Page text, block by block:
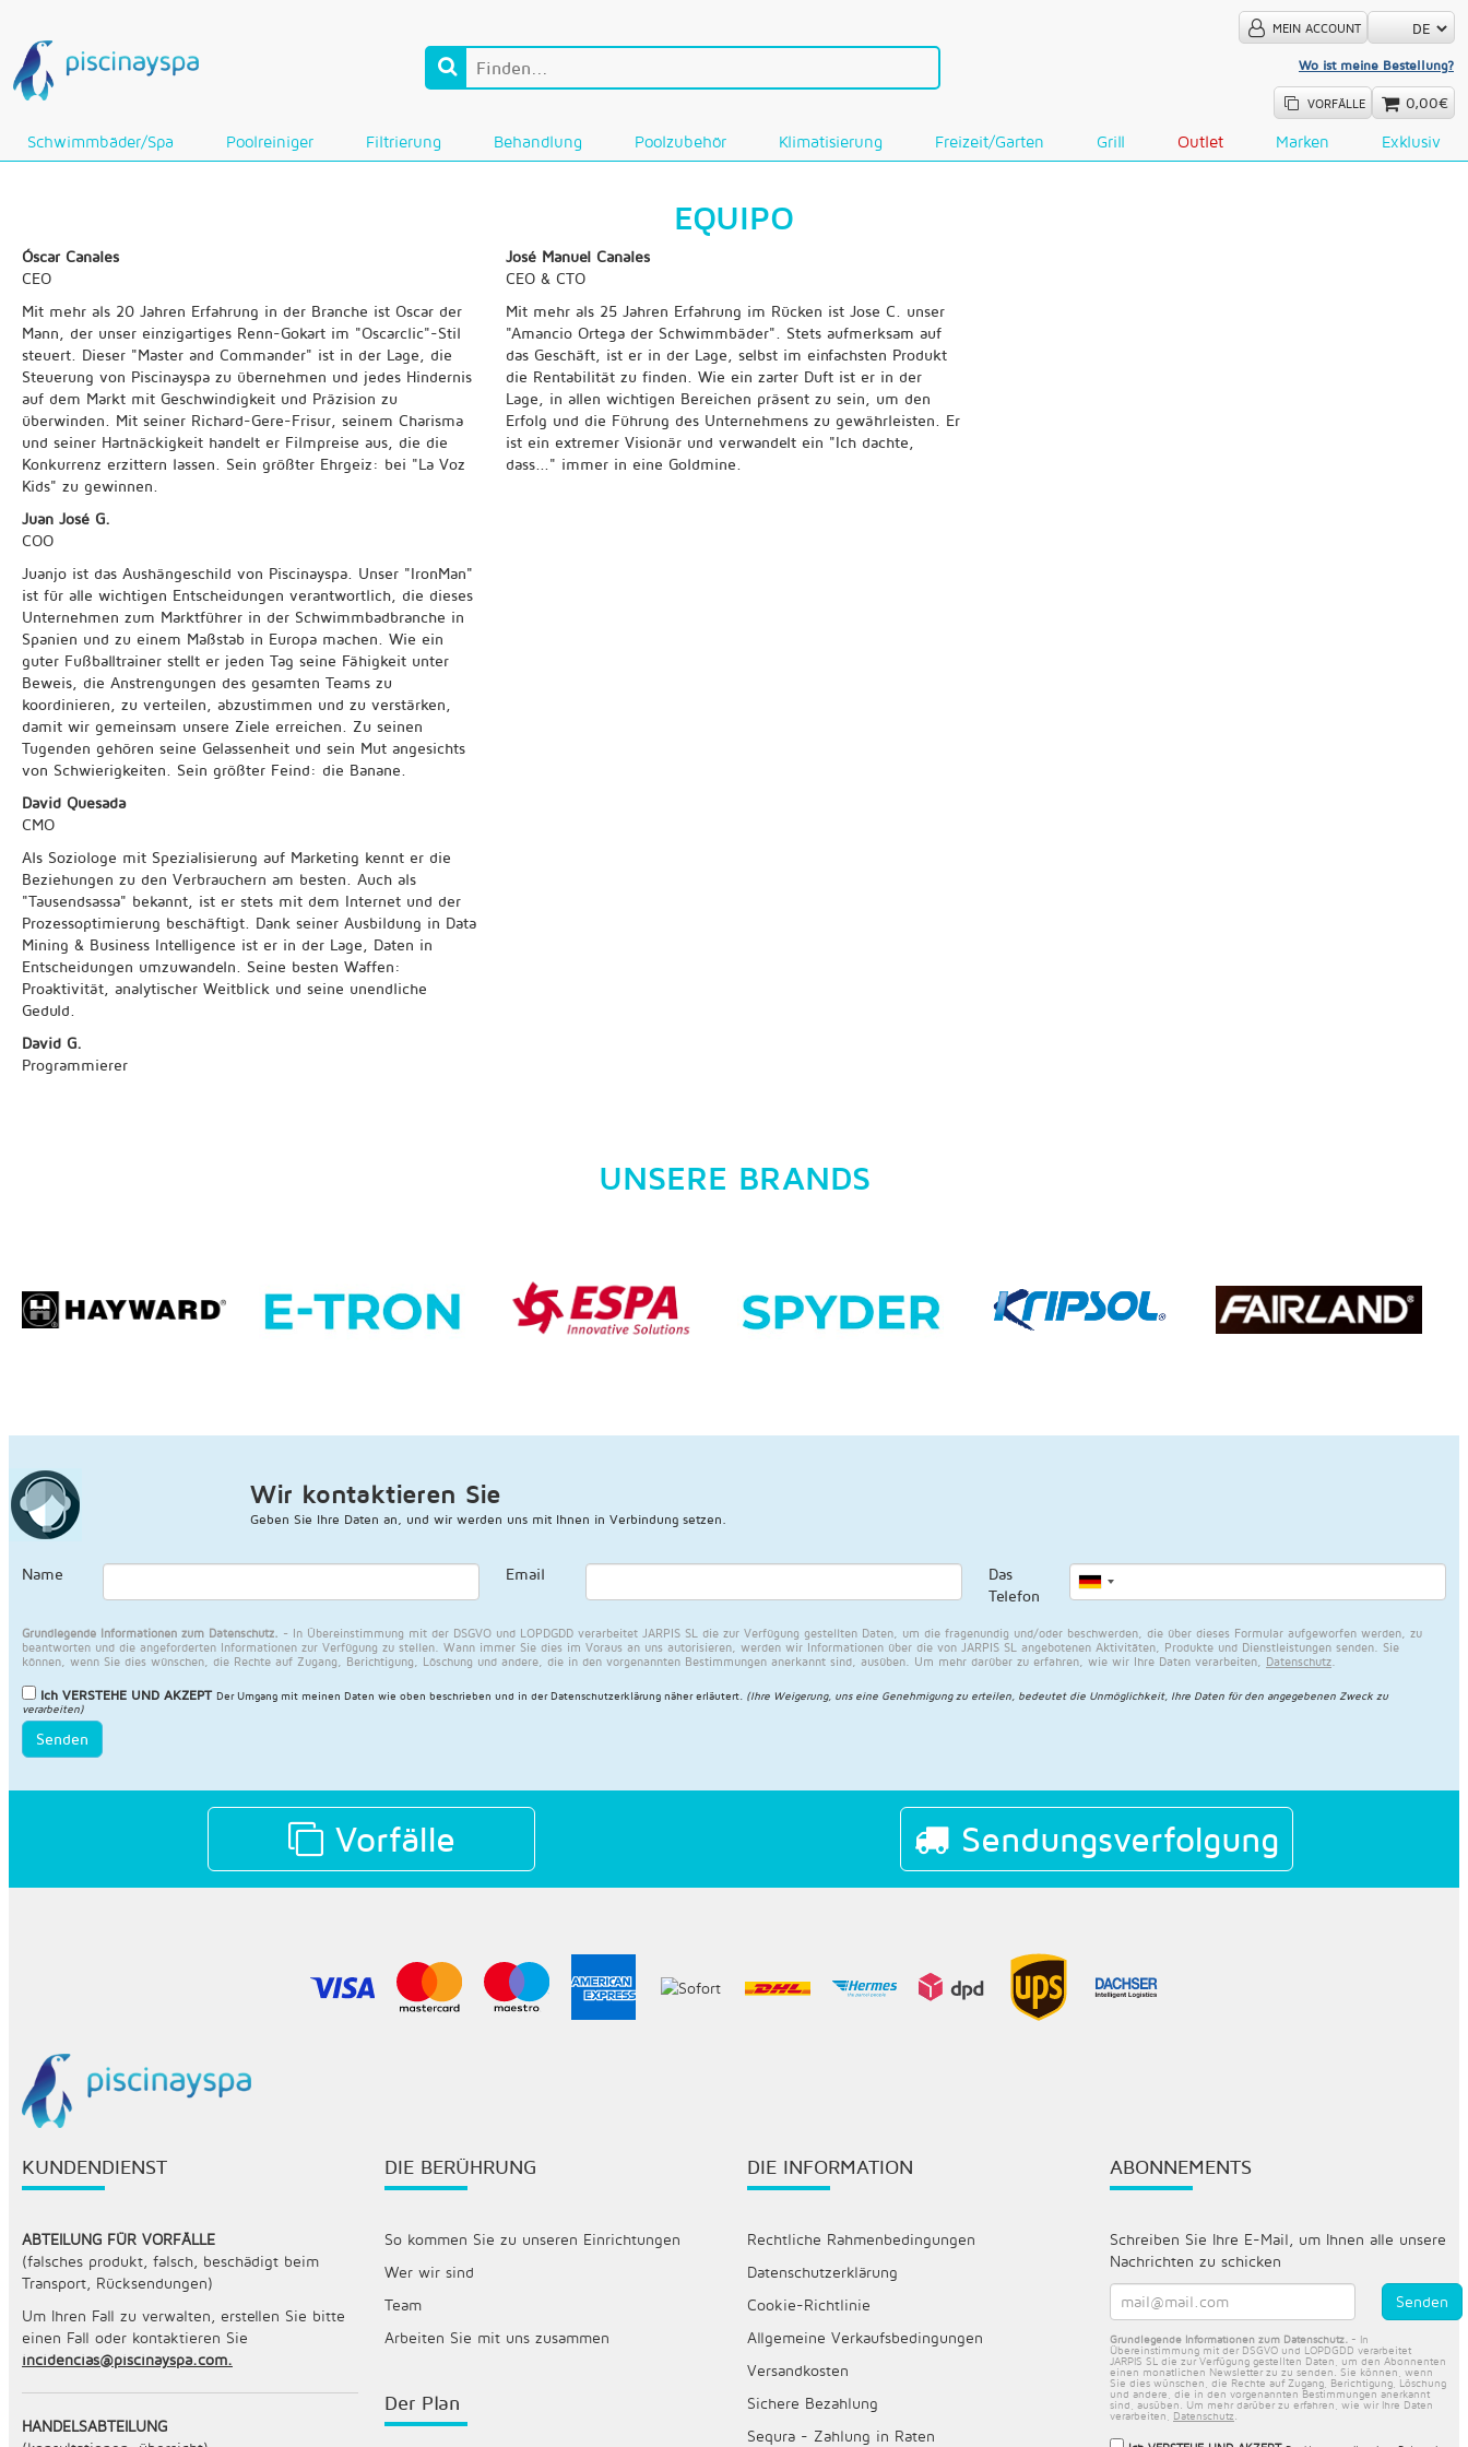
MEIN ACCOUNT
Wo ist meine Bestellung?
VORFÄLLE 0,00€
Schwimmbäder/Spa Poolreiniger Filtrierung Behandlung Poolzubehör Klimatisierung Freizeit/Garten Grill Outlet Marken Exklusiv
EQUIPO
Óscar Canales
CEO
Mit mehr als 20 Jahren Erfahrung in der Branche ist Oscar der
Mann, der unser einzigartiges Renn-Gokart im "Oscarclic"-Stil
steuert. Dieser "Master and Commander" ist in der Lage, die
Steuerung von Piscinayspa zu übernehmen und jedes Hindernis
auf dem Markt mit Geschwindigkeit und Präzision zu
überwinden. Mit seiner Richard-Gere-Frisur, seinem Charisma
und seiner Hartnäckigkeit handelt er Filmpreise aus, die die
Konkurrenz erzittern lassen. Sein größter Ehrgeiz: bei "La Voz
Kids" zu gewinnen.
José Manuel Canales
CEO & CTO
Mit mehr als 25 Jahren Erfahrung im Rücken ist Jose C. unser
"Amancio Ortega der Schwimmbäder". Stets aufmerksam auf
das Geschäft, ist er in der Lage, selbst im einfachsten Produkt
die Rentabilität zu finden. Wie ein zarter Duft ist er in der
Lage, in allen wichtigen Bereichen präsent zu sein, um den
Erfolg und die Führung des Unternehmens zu gewährleisten. Er
ist ein extremer Visionär und verwandelt ein "Ich dachte,
dass..." immer in eine Goldmine.
Juan José G.
COO
Juanjo ist das Aushängeschild von Piscinayspa. Unser "IronMan"
ist für alle wichtigen Entscheidungen verantwortlich, die dieses
Unternehmen zum Marktführer in der Schwimmbadbranche in
Spanien und zu einem Maßstab in Europa machen. Wie ein
guter Fußballtrainer stellt er jeden Tag seine Fähigkeit unter
Beweis, die Anstrengungen des gesamten Teams zu
koordinieren, zu verteilen, abzustimmen und zu verstärken,
damit wir gemeinsam unsere Ziele erreichen. Zu seinen
Tugenden gehören seine Gelassenheit und sein Mut angesichts
von Schwierigkeiten. Sein größter Feind: die Banane.
David Quesada
CMO
Als Soziologe mit Spezialisierung auf Marketing kennt er die
Beziehungen zu den Verbrauchern am besten. Auch als
"Tausendsassa" bekannt, ist er stets mit dem Internet und der
Prozessoptimierung beschäftigt. Dank seiner Ausbildung in Data
Mining & Business Intelligence ist er in der Lage, Daten in
Entscheidungen umzuwandeln. Seine besten Waffen:
Proaktivität, analytischer Weitblick und seine unendliche
Geduld.
David G.
Programmierer
UNSERE BRANDS
Wir kontaktieren Sie
Geben Sie Ihre Daten an, und wir werden uns mit Ihnen in Verbindung setzen.
Name Email
Das
Telefon
Grundlegende Informationen zum Datenschutz. - In Übereinstimmung mit der DSGVO und LOPDGDD verarbeitet JARPIS SL die zur Verfügung gestellten Daten, um die fragenundig und/oder beschwerden, die über dieses Formular aufgeworfen werden, zu
beantworten und die angeforderten Informationen zur Verfügung zu stellen. Wann immer Sie dies im Voraus an uns autorisieren, werden wir Informationen über die von JARPIS SL angebotenen Aktivitäten, Produkte und Dienstleistungen senden. Sie
können, wenn Sie dies wünschen, die Rechte auf Zugang, Berichtigung, Löschung und andere, die in den vorgenannten Bestimmungen anerkannt sind, ausüben. Um mehr darüber zu erfahren, wie wir Ihre Daten verarbeiten, Datenschutz
Ich VERSTEHE UND AKZEPT Der Umgang mit meinen Daten wie oben beschrieben und in derDatenschutzerklärung näher erläutert (Ihre Weigerung, uns eine Genehmigung zu erteilen, bedeutet die Unmöglichkeit, Ihre Daten für den angegebenen Zweck zu
verarbeiten)
Senden
Vorfälle Sendungsverfolgung
KUNDENDIENST
ABTEILUNG FÜR VORFÄLLE
(falsches produkt, falsch, beschädigt beim
Transport, Rücksendungen)
Um Ihren Fall zu verwalten, erstellen Sie bitte
einen Fall oder kontaktieren Sie
incidencias@piscinayspa.com.
HANDELSABTEILUNG
DIE BERÜHRUNG
So kommen Sie zu unseren Einrichtungen
Wer wir sind
Team
Arbeiten Sie mit uns zusammen
Der Plan
DIE INFORMATION
Rechtliche Rahmenbedingungen
Datenschutzerklärung
Cookie-Richtlinie
Allgemeine Verkaufsbedingungen
Versandkosten
Sichere Bezahlung
Sequra - Zahlung in Raten
ABONNEMENTS
Schreiben Sie Ihre E-Mail, um Ihnen alle unsere
Nachrichten zu schicken
Grundlegende Informationen zum Datenschutz. - In
Übereinstimmung mit der DSGVO und LOPDGDD verarbeitet
JARPIS SL die zur Verfügung gestellten Daten, um den Abonnenten
einen monatlichen Newsletter zu zu senden. Sie können, wenn
Sie dies wünschen, die Rechte auf Zugang, Berichtigung, Löschung
und andere, die in den vorgenannten Bestimmungen anerkannt
sind, ausüben. Um mehr darüber zu erfahren, wie wir Ihre Daten
verarbeiten, Datenschutz